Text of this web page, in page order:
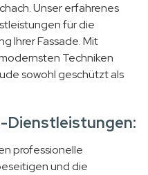
Unser erfahrenes
für die
Ihrer Fassade. Mit
Techniken
sowohl geschützt als
Dienstleistungen:
professionelle
und die